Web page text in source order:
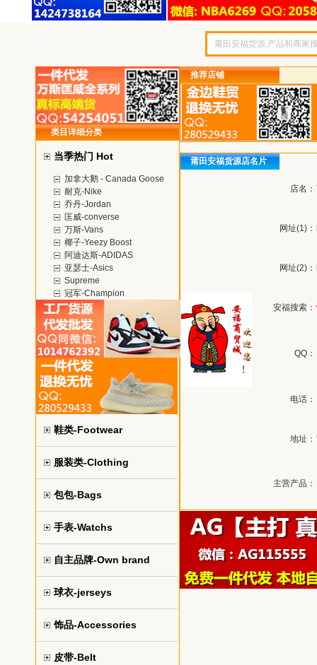
类目详细分类
当季热门 Hot
加拿大鹅 - Canada Goose
耐克-Nike
乔丹-Jordan
匡威-converse
万斯-Vans
椰子-Yeezy Boost
阿迪达斯-ADIDAS
亚瑟士-Asics
Supreme
冠军-Champion
鞋类-Footwear
服装类-Clothing
包包-Bags
手表-Watchs
自主品牌-Own brand
球衣-jerseys
饰品-Accessories
皮带-Belt
推荐店铺
莆田安福货源店名片
店名：
网址(1)：
网址(2)：
安福搜索：
QQ：
电话：
地址：
主营产品：